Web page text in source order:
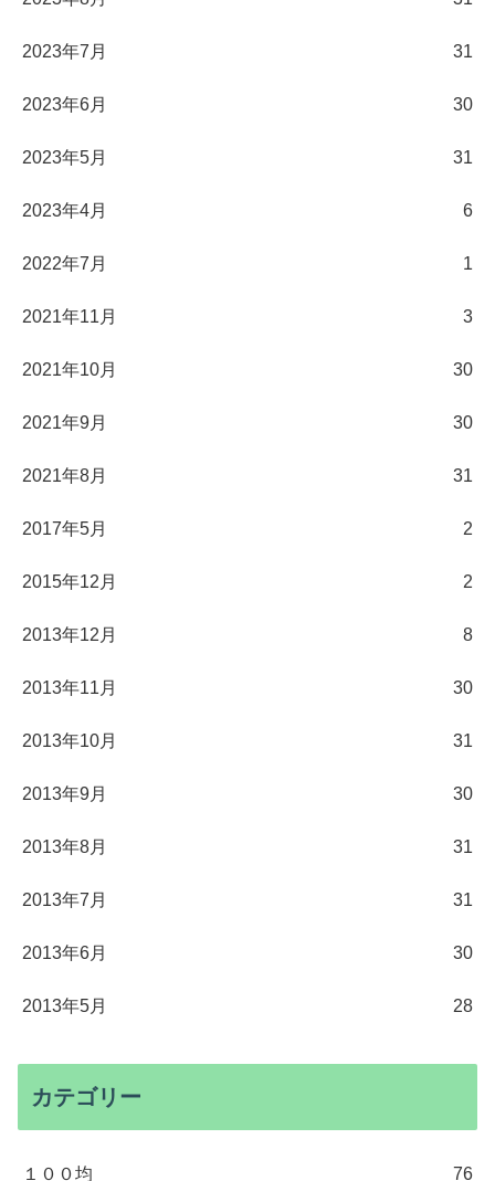
2023年7月 31
2023年6月 30
2023年5月 31
2023年4月 6
2022年7月 1
2021年11月 3
2021年10月 30
2021年9月 30
2021年8月 31
2017年5月 2
2015年12月 2
2013年12月 8
2013年11月 30
2013年10月 31
2013年9月 30
2013年8月 31
2013年7月 31
2013年6月 30
2013年5月 28
カテゴリー
１００均 76